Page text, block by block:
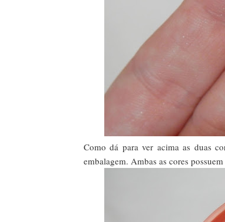
Como dá para ver acima as duas
embalagem. Ambas as cores